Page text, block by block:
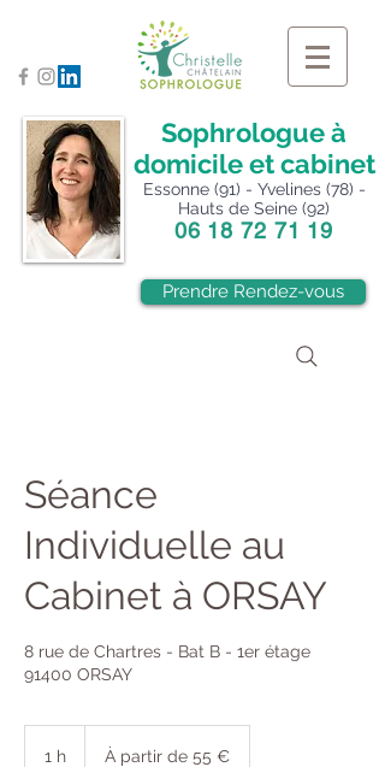
Sophrologue à
domicile et cabinet
Essonne (91) - Yvelines (78) -
Hauts de Seine (92)
06 18 72 71 19
Prendre Rendez-vous
Séance
Individuelle au
Cabinet à ORSAY
8 rue de Chartres - Bat B - 1er étage
91400 ORSAY
1 h
partir
À partir de 55 €